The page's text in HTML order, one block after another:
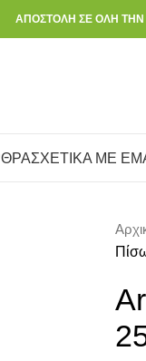
ΑΠΟΣΤΟΛΗ ΣΕ ΟΛΗ
ΣΧΕΤΙΚΑ ΜΕ